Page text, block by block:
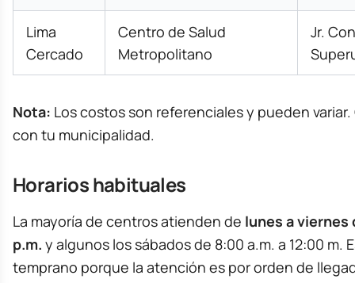
Lima
Cercado
Centro de Salud
Metropolitano
Jr.
Nota: Los costos son referenciales y pueden
con tu municipalidad.
Horarios habituales
La mayoría de centros atienden de lunes a viernes
p.m. y algunos los sábados de 8:00 a.m. a 12:00 m.
temprano porque la atención es por orden de